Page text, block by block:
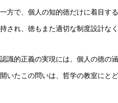
一方で、個人の知的徳だけに着目す
持され、徳もまた適切な制度設計な
認識的正義の実現には、個人の徳の
開いたこの問いは、哲学の教室にと